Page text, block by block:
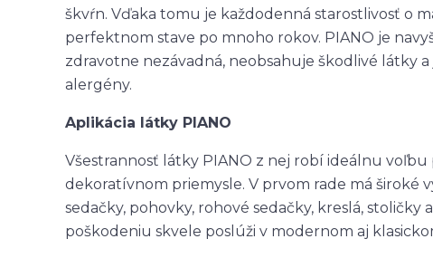
škvŕn. Vďaka tomu je každodenná starostlivosť o
perfektnom stave po mnoho rokov. PIANO je
zdravotne nezávadná, neobsahuje škodlivé látky
alergény.
Aplikácia látky PIANO
Všestrannosť látky PIANO z nej robí ideálnu
dekoratívnom priemysle. V prvom rade má široké
sedačky, pohovky, rohové sedačky, kreslá, stoličky
poškodeniu skvele poslúži v modernom aj